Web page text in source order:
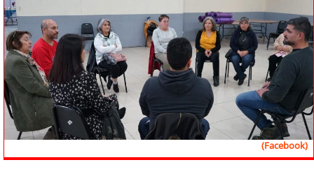
Tecnología
Sostenibilidad
soy chile
(Facebook)